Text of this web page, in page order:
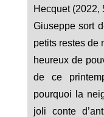
Hecquet (2022,
Giuseppe sort
petits restes de
heureux de
de ce
pourquoi la
joli conte